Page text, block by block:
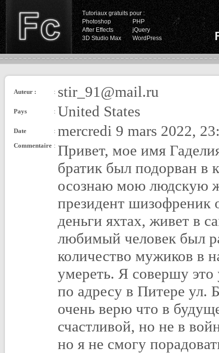
Tutoriaux gratuits pour :
Photoshop
PHP
After Effects
jQuery
3D Studio Max
WordPress
Auteur : : stir_91@mail.ru
Pays : United States
Date : mercredi 9 mars 2022,
Commentaire : Привет, мое имя
братик был подорван в
осознаю мою людскую
президент шизофреник
деньги яхтах, живет в
любимый человек был
количество мужиков в
умереть. Я совершу
по адресу в Питере ул.
очень верю что в
счастливой, но не в
но я не смогу